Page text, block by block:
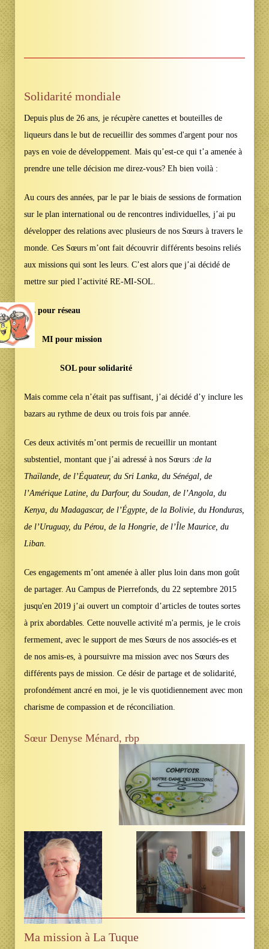
Solidarité mondiale
Depuis plus de 26 ans, je récupère canettes et bouteilles de
liqueurs dans le but de recueillir des sommes d'argent pour nos
pays en voie de développement. Mais qu’est-ce qui t’a amenée à
prendre une telle décision me direz-vous? Eh bien voilà :
Au cours des années, par le par le biais de sessions de formation
sur le plan international ou de rencontres individuelles, j’ai pu
développer des relations avec plusieurs de nos Sœurs à travers le
monde. Ces Sœurs m’ont fait découvrir différents besoins reliés
aux missions qui sont les leurs. C’est alors que j’ai décidé de
mettre sur pied l’activité RE-MI-SOL.
RE pour réseau
MI pour mission
SOL pour solidarité
Mais comme cela n’était pas suffisant, j’ai décidé d’y inclure les
bazars au rythme de deux ou trois fois par année.
Ces deux activités m’ont permis de recueillir un montant
substentiel, montant que j’ai adressé à nos Sœurs :de la
Thaïlande, de l’Équateur, du Sri Lanka, du Sénégal, de
l’Amérique Latine, du Darfour, du Soudan, de l’Angola, du
Kenya, du Madagascar, de l’Égypte, de la Bolivie, du Honduras,
de l’Uruguay, du Pérou, de la Hongrie, de l’Île Maurice, du
Liban.
Ces engagements m’ont amenée à aller plus loin dans mon goût
de partager. Au Campus de Pierrefonds, du 22 septembre 2015
jusqu'en 2019 j’ai ouvert un comptoir d’articles de toutes sortes
à prix abordables. Cette nouvelle activité m'a permis, je le crois
fermement, avec le support de mes Sœurs de nos associés-es et
de nos amis-es, à poursuivre ma mission avec nos Sœurs des
différents pays de mission. Ce désir de partage et de solidarité,
profondément ancré en moi, je le vis quotidiennement avec mon
charisme de compassion et de réconciliation.
Sœur Denyse Ménard, rbp
Ma mission à La Tuque